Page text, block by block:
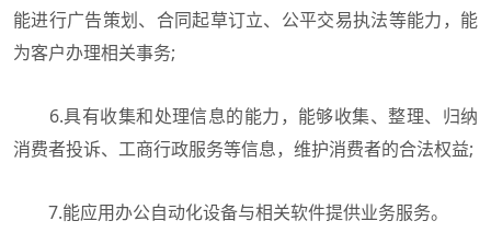
能进行广告策划、合同起草订立、公平交易执法等能力，能
为客户办理相关事务;
6.具有收集和处理信息的能力，能够收集、整理、归纳
消费者投诉、工商行政服务等信息，维护消费者的合法权益;
7.能应用办公自动化设备与相关软件提供业务服务。